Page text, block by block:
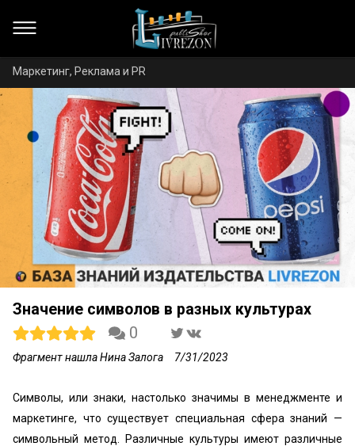
Маркетинг, Реклама и PR
Значение символов в разных культурах
0
Фрагмент нашла Нина Залога 7/31/2023
Символы, или знаки, настолько значимы в менеджменте и
мaркетинге, что существует специальная сфера знаний —
символьный метод. Различные культуры имеют различные